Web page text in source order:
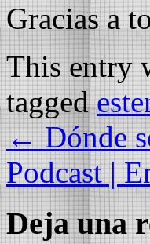
Gracias a
This entry
tagged
←Dónde
Podcast |
Deja una